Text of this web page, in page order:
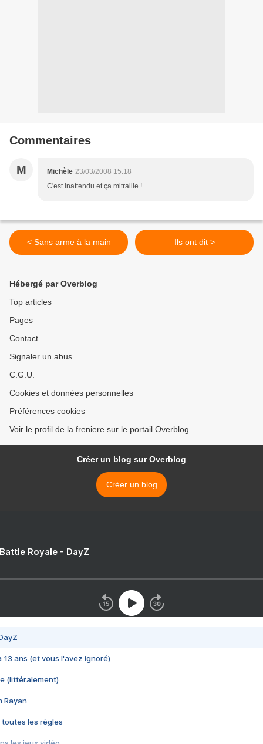
Commentaires
M Michèle 23/03/2008 15:18
C'est inattendu et ça mitraille !
< Sans arme à la main Ils ont dit >
Hébergé par Overblog
Top articles
Pages
Contact
Signaler un abus
C.G.U.
Cookies et données personnelles
Préférences cookies
Voir le profil de la freniere sur le portail Overblog
Créer un blog sur Overblog
Créer un blog
Royale - DayZ
13 ans (et vous l'avez ignoré)
(littéralement)
Rayan
toutes les règles